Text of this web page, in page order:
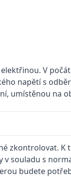
V
napětí s
umístěnou na
zkontrolovat.
v souladu s
budete